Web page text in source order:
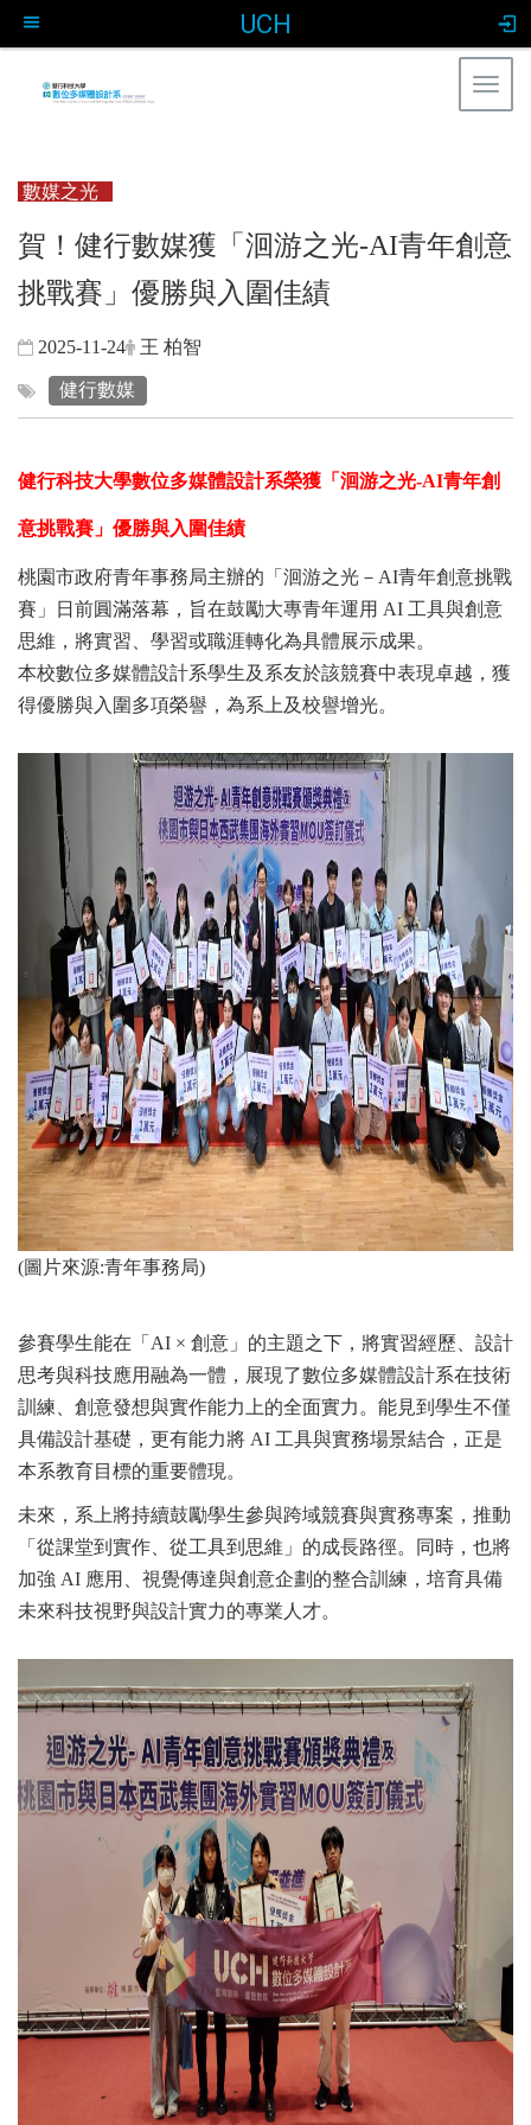
UCH
數媒之光
賀！健行數媒獲「洄游之光-AI青年創意
挑戰賽」優勝與入圍佳績
2025-11-24 王 柏智
健行數媒
健行科技大學數位多媒體設計系榮獲「洄游之光-AI青年創
意挑戰賽」優勝與入圍佳績
桃園市政府青年事務局主辦的「洄游之光－AI青年創意挑戰
賽」日前圓滿落幕，旨在鼓勵大專青年運用 AI 工具與創意
思維，將實習、學習或職涯轉化為具體展示成果。
本校數位多媒體設計系學生及系友於該競賽中表現卓越，獲
得優勝與入圍多項榮譽，為系上及校譽增光。
(圖片來源:青年事務局)
參賽學生能在「AI × 創意」的主題之下，將實習經歷、設計
思考與科技應用融為一體，展現了數位多媒體設計系在技術
訓練、創意發想與實作能力上的全面實力。能見到學生不僅
具備設計基礎，更有能力將 AI 工具與實務場景結合，正是
本系教育目標的重要體現。
未來，系上將持續鼓勵學生參與跨域競賽與實務專案，推動
「從課堂到實作、從工具到思維」的成長路徑。同時，也將
加強 AI 應用、視覺傳達與創意企劃的整合訓練，培育具備
未來科技視野與設計實力的專業人才。